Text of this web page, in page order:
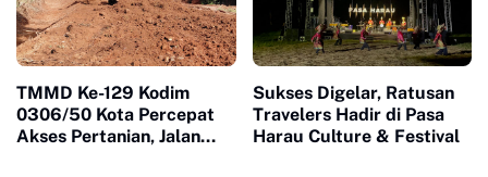
TMMD Ke-129 Kodim
0306/50 Kota Percepat
Akses Pertanian, Jalan
Sukses Digelar, Ratusan
Travelers Hadir di Pasa
Harau Culture & Festival